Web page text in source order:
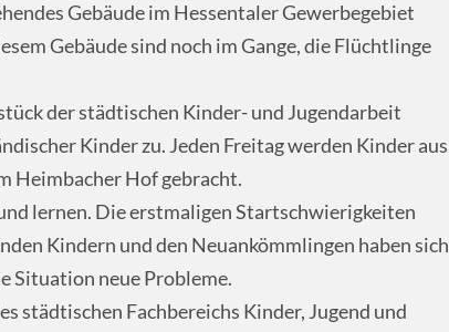
Gebäude im Hessentaler Gewerbegebiet
Gebäude sind noch im Gange, die Flüchtlinge
der städtischen Kinder- und Jugendarbeit
Kinder zu. Jeden Freitag werden Kinder aus
Heimbacher Hof gebracht.
lernen. Die erstmaligen Startschwierigkeiten
Kindern und den Neuankömmlingen haben sich
Situation neue Probleme.
städtischen Fachbereichs Kinder, Jugend und